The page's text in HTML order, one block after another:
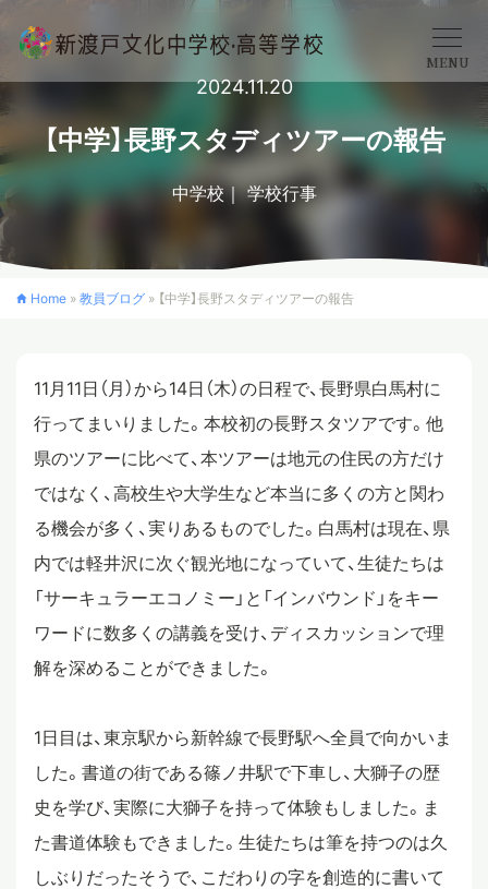
学校概要
中学校
高等学校
クロスカリキュラム
スタディツアー
ニュース
在校生・保護者・卒業生の方へ
MENU
2024.11.20
【中学】長野スタディツアーの報告
中学校 学校行事
Home » 教員ブログ » 【中学】長野スタディツアーの報告
11月11日（月）から14日（木）の日程で、長野県白馬村に
行ってまいりました。本校初の長野スタツアです。他
県のツアーに比べて、本ツアーは地元の住民の方だけ
ではなく、高校生や大学生など本当に多くの方と関わ
る機会が多く、実りあるものでした。白馬村は現在、県
内では軽井沢に次ぐ観光地になっていて、生徒たちは
「サーキュラーエコノミー」と「インバウンド」をキー
ワードに数多くの講義を受け、ディスカッションで理
解を深めることができました。
1日目は、東京駅から新幹線で長野駅へ全員で向かいま
した。書道の街である篠ノ井駅で下車し、大獅子の歴
史を学び、実際に大獅子を持って体験もしました。ま
た書道体験もできました。生徒たちは筆を持つのは久
しぶりだったそうで、こだわりの字を創造的に書いて